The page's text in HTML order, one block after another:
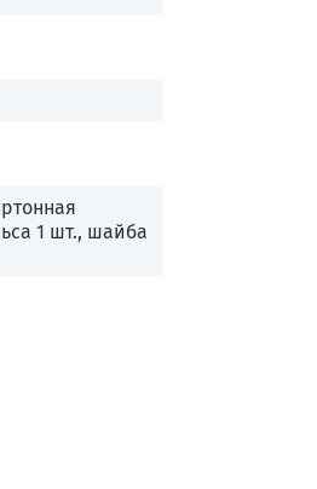
1 шт., шайба